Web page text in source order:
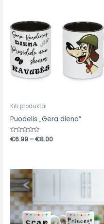
Kiti produktai
Puodelis „Gera diena”
Įvertinimas:
0
€6.99 –€8.00
€6.99
through
Price
through
€15.73